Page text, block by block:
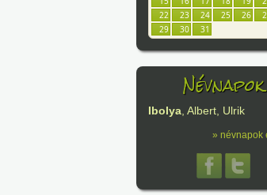
22
23 24 25 26
29
30 31
Névnapok
Ibolya, Albert, Ulrik
» névnapok